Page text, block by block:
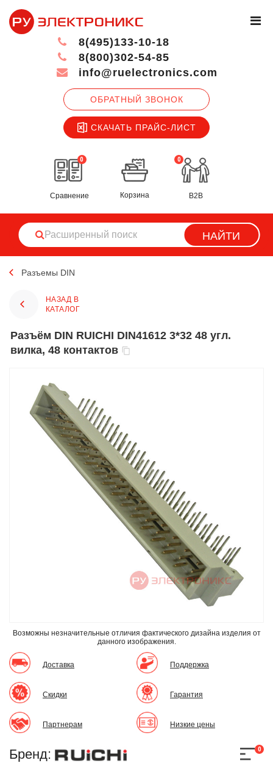
ОБРАТНЫЙ ЗВОНОК
СКАЧАТЬ ПРАЙС-ЛИСТ
8(495)133-10-18
8(800)302-54-85
info@ruelectronics.com
0
Сравнение
0
Корзина B2B
НАЙТИ
Разъемы DIN
НАЗАД В
КАТАЛОГ
Разъём DIN RUICHI DIN41612 3*32 48 угл.
вилка, 48 контактов
Возможны незначительные отличия фактического дизайна изделия от
данного изображения.
Доставка
Скидки
Партнерам
Поддержка
Гарантия
Низкие цены
Бренд: 0